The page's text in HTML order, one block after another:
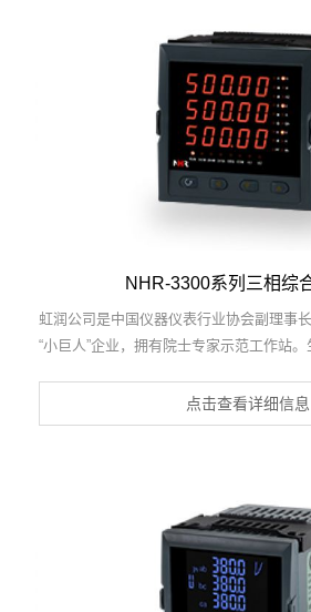
集控制终端规范等2项军用标准，以及现场
国家标准，参与国际5G标准制定。取得单
件著作权。产品广泛应用于工业制造、建
电力、市政设施 、数据中心与通信等诸多
NHR-3300系列三相综
虹润公司是中国仪器仪表行业协会副理事
“小巨人”企业，拥有院士专家示范工作站
干扰， RS485/RS232通讯等特点。产品获
送器、交直流信号转换电路、基于DCS技
数据采集控制终端规范等2项军用标准，以
能制造国家标准，参与国际5G标准制定，
等2项相关软件著作权。产品广泛应用于电
石、造纸、新能源、基础设施等用电密集行
点击查看详细信息